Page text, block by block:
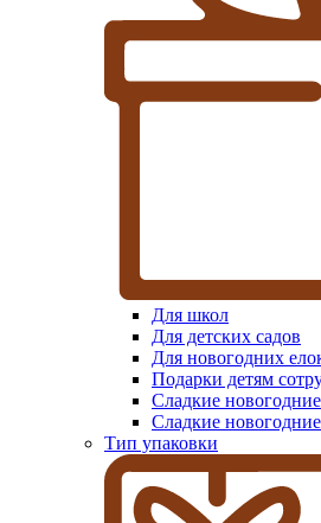
Для школ
Для детских садов
Для новогодних
Подарки детям
Сладкие
Сладкие
Тип упаковки